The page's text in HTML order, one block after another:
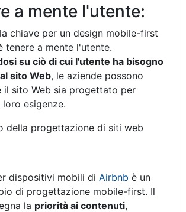
a mente l'utente:
chiave per un design mobile-first
tenere a mente l'utente.
su ciò di cui l'utente ha bisogno
sito Web, le aziende possono
il sito Web sia progettato per
esigenze.
della progettazione di siti web
dispositivi mobili di Airbnb è un
di progettazione mobile-first. Il
la priorità ai contenuti,